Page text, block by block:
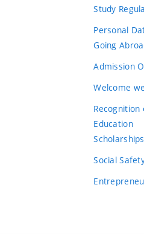
Study
Personal
Going
Admission
Welcome
Recognition
Education
Scholarships
Social